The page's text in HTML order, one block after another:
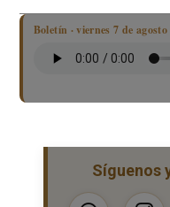
Boletín · viernes 7 de
Síguenos